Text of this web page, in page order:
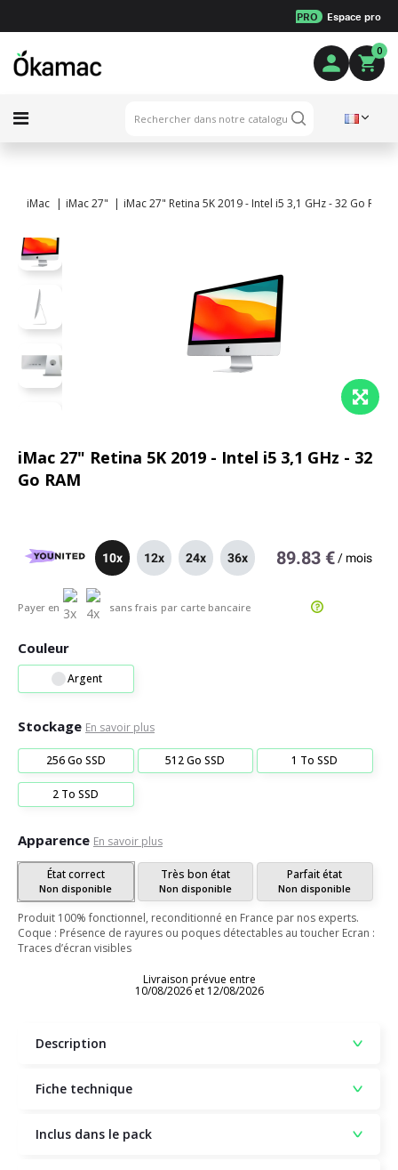
PRO Espace pro
0
iMac iMac 27" iMac 27" Retina 5K 2019 - Intel i5 3,1 GHz - 32 Go RAM
iMac 27" Retina 5K 2019 - Intel i5 3,1 GHz - 32
Go RAM
10x 12x 24x 36x 89.83 € / mois
Payer en sans frais par carte bancaire
Couleur
Argent
Stockage En savoir plus
256 Go SSD 512 Go SSD 1 To SSD
2 To SSD
Apparence En savoir plus
État correct
Non disponible
Très bon état
Non disponible
Parfait état
Non disponible
Produit 100% fonctionnel, reconditionné en France par nos experts.
Coque : Présence de rayures ou poques détectables au toucher Ecran :
Traces d’écran visibles
Livraison prévue entre
10/08/2026 et 12/08/2026
Description
Fiche technique
Inclus dans le pack